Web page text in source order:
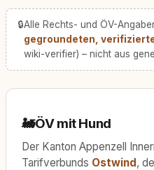
🔒Alle Rechts- und ÖV-
gegroundeten,
wiki-verifier) – nicht aus
🚂ÖV mit Hund
Der Kanton Appenzell
Tarifverbunds Ostwind,